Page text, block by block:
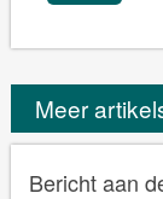
Meer
Bericht aan